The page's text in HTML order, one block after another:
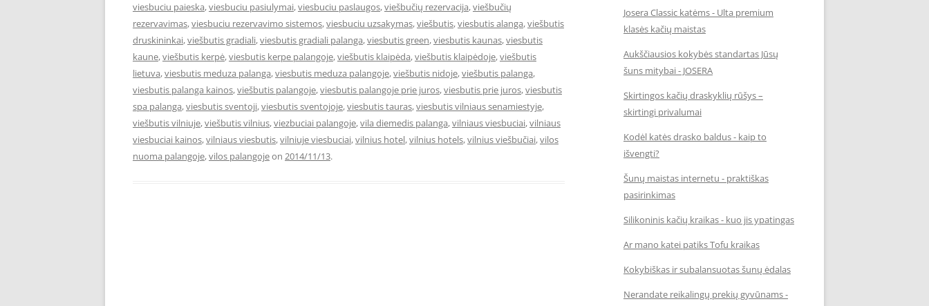
viesbuciu paieska,viesbuciu pasiulymai,viesbuciu paslaugos,viešbučių rezervacija,viešbučių
rezervavimas,viesbuciu rezervavimo sistemos,viesbuciu uzsakymas,viešbutis,viesbutis alanga,viešbutis
druskininkai,viešbutis gradiali,viesbutis gradiali palanga,viesbutis green,viesbutis kaunas,viesbutis
kaune,viešbutis kerpė,viesbutis kerpe palangoje,viešbutis klaipėda,viešbutis klaipėdoje,viešbutis
lietuva,viesbutis meduza palanga,viesbutis meduza palangoje,viešbutis nidoje,viešbutis palanga,
viesbutis palanga kainos,viešbutis palangoje,viesbutis palangoje prie juros,viesbutis prie juros,viesbutis
spa palanga,viesbutis sventoji,viesbutis sventojoje,viesbutis tauras,viesbutis vilniaus senamiestyje,
viešbutis vilniuje,viešbutis vilnius,viezbuciai palangoje,vila diemedis palanga,vilniaus viesbuciai,vilniaus
viesbuciai kainos,vilniaus viesbutis,vilniuje viesbuciai,vilnius hotel,vilnius hotels,vilnius viešbučiai,vilos
nuoma palangoje,vilos palangojeon 2014/11/13.
Josera Classic katėms - Ulta premium
klasės kačių maistas
Aukščiausios kokybės standartas Jūsų
šuns mitybai - JOSERA
Skirtingos kačių draskyklių rūšys –
skirtingi privalumai
Kodėl katės drasko baldus - kaip to
išvengti?
Šunų maistas internetu - praktiškas
pasirinkimas
Silikoninis kačių kraikas - kuo jis ypatingas
Ar mano katei patiks Tofu kraikas
Kokybiškas ir subalansuotas šunų ėdalas
Nerandate reikalingų prekių gyvūnams -